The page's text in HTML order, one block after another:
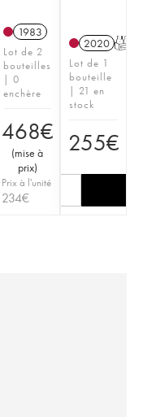
1983
Lot de 2
bouteilles
| 0
enchère
468€
(mise à
prix)
Prix à l'unité
234€
2020 T
Lot de 1
bouteille
| 21 en
stock
255€